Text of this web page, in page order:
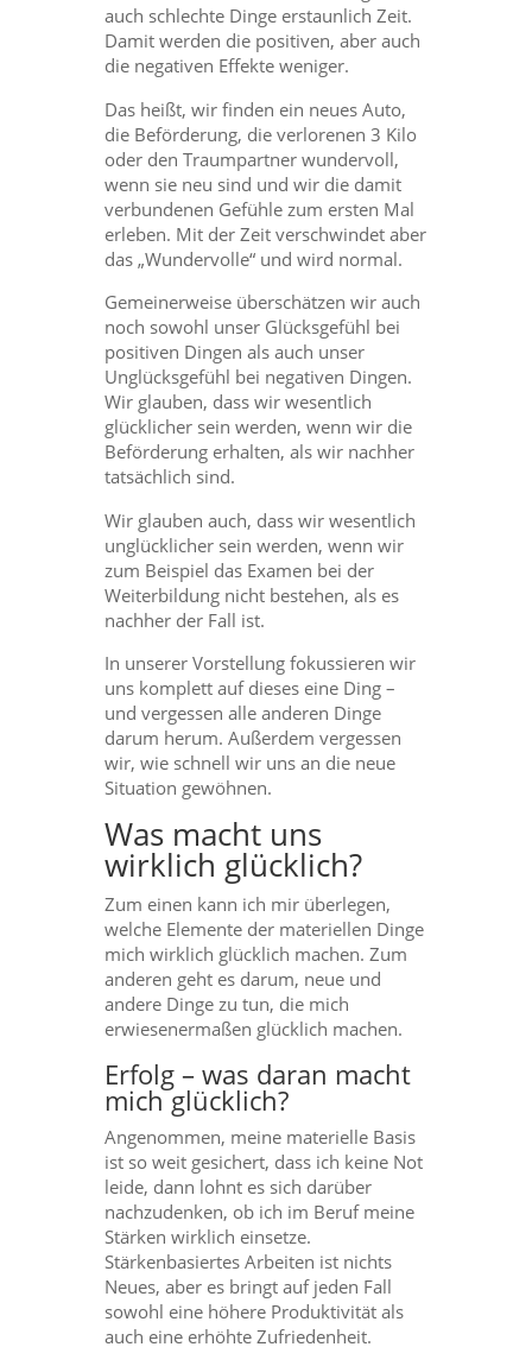
auch schlechte Dinge erstaunlich Zeit.
Damit werden die positiven, aber auch
die negativen Effekte weniger.
Das heißt, wir finden ein neues Auto,
die Beförderung, die verlorenen 3 Kilo
oder den Traumpartner wundervoll,
wenn sie neu sind und wir die damit
verbundenen Gefühle zum ersten Mal
erleben. Mit der Zeit verschwindet aber
das „Wundervolle“ und wird normal.
Gemeinerweise überschätzen wir auch
noch sowohl unser Glücksgefühl bei
positiven Dingen als auch unser
Unglücksgefühl bei negativen Dingen.
Wir glauben, dass wir wesentlich
glücklicher sein werden, wenn wir die
Beförderung erhalten, als wir nachher
tatsächlich sind.
Wir glauben auch, dass wir wesentlich
unglücklicher sein werden, wenn wir
zum Beispiel das Examen bei der
Weiterbildung nicht bestehen, als es
nachher der Fall ist.
In unserer Vorstellung fokussieren wir
uns komplett auf dieses eine Ding –
und vergessen alle anderen Dinge
darum herum. Außerdem vergessen
wir, wie schnell wir uns an die neue
Situation gewöhnen.
Was macht uns
wirklich glücklich?
Zum einen kann ich mir überlegen,
welche Elemente der materiellen Dinge
mich wirklich glücklich machen. Zum
anderen geht es darum, neue und
andere Dinge zu tun, die mich
erwiesenermaßen glücklich machen.
Erfolg – was daran macht
mich glücklich?
Angenommen, meine materielle Basis
ist so weit gesichert, dass ich keine Not
leide, dann lohnt es sich darüber
nachzudenken, ob ich im Beruf meine
Stärken wirklich einsetze.
Stärkenbasiertes Arbeiten ist nichts
Neues, aber es bringt auf jeden Fall
sowohl eine höhere Produktivität als
auch eine erhöhte Zufriedenheit.